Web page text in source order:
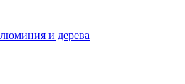
и дерева